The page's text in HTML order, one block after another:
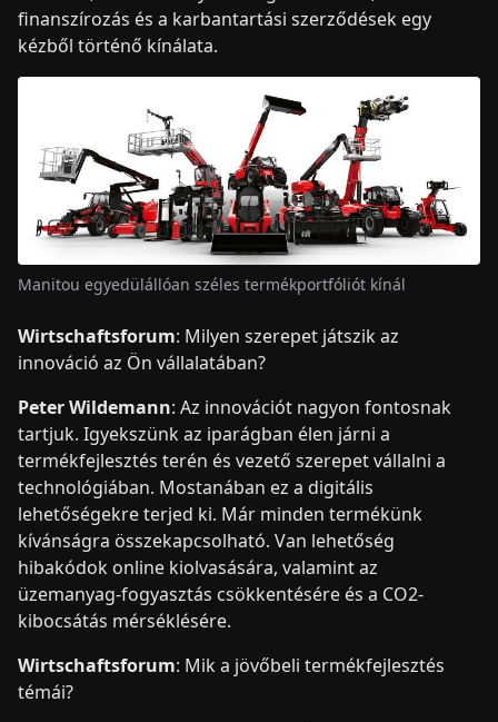
finanszírozás és a karbantartási szerződések egy
kézből történő kínálata.
Manitou egyedülállóan széles termékportfóliót kínál
Wirtschaftsforum: Milyen szerepet játszik az
innováció az Ön vállalatában?
Peter Wildemann: Az innovációt nagyon fontosnak
tartjuk. Igyekszünk az iparágban élen járni a
termékfejlesztés terén és vezető szerepet vállalni a
technológiában. Mostanában ez a digitális
lehetőségekre terjed ki. Már minden termékünk
kívánságra összekapcsolható. Van lehetőség
hibakódok online kiolvasására, valamint az
üzemanyag-fogyasztás csökkentésére és a CO2-
kibocsátás mérséklésére.
Wirtschaftsforum: Mik a jövőbeli termékfejlesztés
témái?